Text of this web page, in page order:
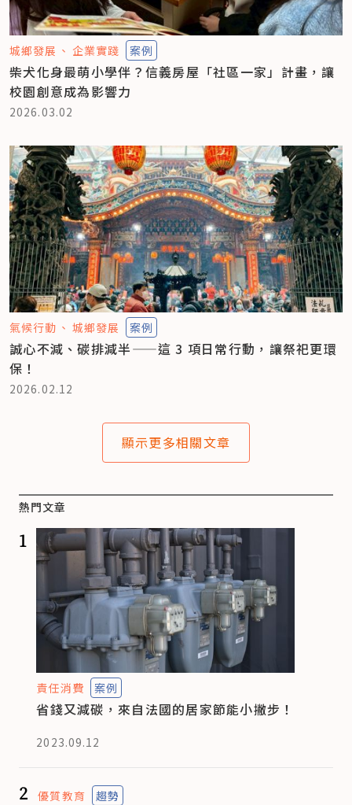
城鄉發展 企業實踐 案例
柴犬化身最萌小學伴？信義房屋「社區一家」計畫，讓
校園創意成為影響力
2026.03.02
氣候行動 城鄉發展 案例
誠心不減、碳排減半——這 3 項日常行動，讓祭祀更環
保！
2026.02.12
顯示更多相關文章
熱門文章
1
責任消費 案例
省錢又減碳，來自法國的居家節能小撇步！
2023.09.12
2 優質教育 趨勢